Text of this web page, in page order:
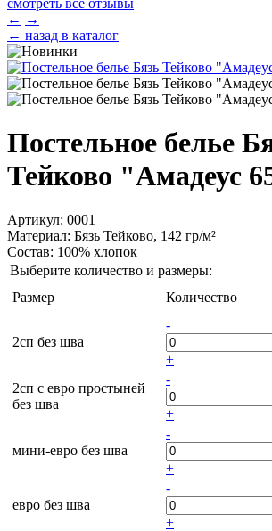
смотреть все отзывы
← →
← назад в каталог
Постельное белье
Тейково "Амадеус
Артикул: 0001
Материал: Бязь Тейково, 142 гр/м²
Состав: 100% хлопок
Выберите количество и размеры:
Размер
Количество
2сп без шва
-
+
2сп с евро простыней
без шва
-
+
мини-евро без шва
-
+
евро без шва
-
+